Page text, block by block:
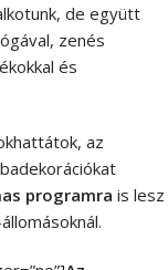
de együtt
zenés
és
az
programra is lesz